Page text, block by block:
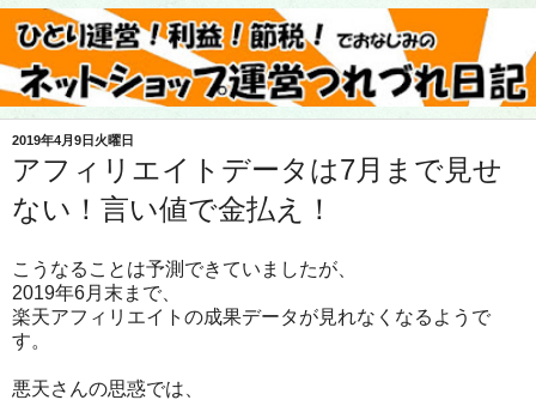
2019年4月9日火曜日
アフィリエイトデータは7月まで見せ
ない！言い値で金払え！
こうなることは予測できていましたが、
2019年6月末まで、
楽天アフィリエイトの成果データが見れなくなるようで
す。
悪天さんの思惑では、